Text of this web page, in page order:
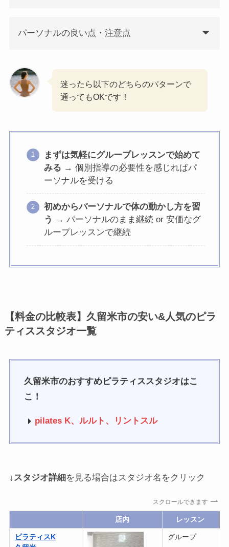
パーソナルの良い点・注意点
迷ったら以下のどちらのパターンで
通ってもOKです！
まずは気軽にグループレッスンで始めて
みる → 個別指導の必要性を感じればパ
ーソナルを受ける
初めからパーソナルで体の動かし方を習
う → パーソナルのまま継続 or 安価なグ
ループレッスンで継続
【料金の比較表】久留米市の安い&人気のピラ
ティススタジオ一覧
久留米市のおすすめピラティススタジオはこ
こ！
pilates K、 ルルト、リントスル
↓スタジオ詳細を見る場合はスタジオ名をクリック
スクロールできます
店内 レッスン
ピラティスK
グループ